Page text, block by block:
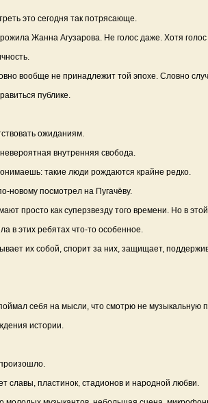
это сегодня так потрясающе.
Жанна Агузарова. Не голос даже. Хотя
вообще не принадлежит той эпохе. Словно
публике.
ожиданиям.
невероятная внутренняя свобода.
такие люди рождаются крайне редко.
новому посмотрел на Пугачёву.
просто как суперзвезду того времени. Но в
в этих ребятах что-то особенное.
их собой, спорит за них, защищает,
себя на мысли, что смотрю не музыкальную
истории.
славы, пластинок, стадионов и народной любви.